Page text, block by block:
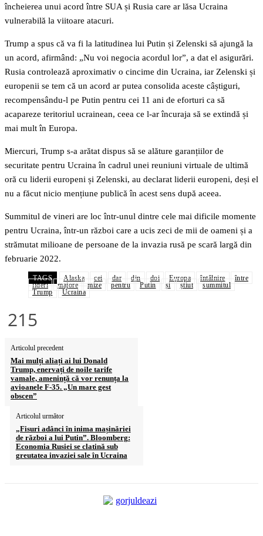
încheierea unui acord între SUA și Rusia care ar lăsa Ucraina
vulnerabilă la viitoare atacuri.
Trump a spus că va fi la latitudinea lui Putin și Zelenski să ajungă la
un acord, afirmând: „Nu voi negocia acordul lor”, a dat el asigurări.
Rusia controlează aproximativ o cincime din Ucraina, iar Zelenski și
europenii se tem că un acord ar putea consolida aceste câștiguri,
recompensându-l pe Putin pentru cei 11 ani de eforturi ca să
acapareze teritoriul ucrainean, ceea ce l-ar încuraja să se extindă și
mai mult în Europa.
Miercuri, Trump s-a arătat dispus să se alăture garanțiilor de
securitate pentru Ucraina în cadrul unei reuniuni virtuale de ultimă
oră cu liderii europeni și Zelenski, au declarat liderii europeni, deși el
nu a făcut nicio mențiune publică în acest sens după aceea.
Summitul de vineri are loc într-unul dintre cele mai dificile momente
pentru Ucraina, într-un război care a ucis zeci de mii de oameni și a
strămutat milioane de persoane de la invazia rusă pe scară largă din
februarie 2022.
TAGS Alaska cei dar din doi Europa întâlnire
între
lideri
majore mize pentru Putin și știut
summitul
Trump
Ucraina
215
Articolul precedent
Mai mulți aliați ai lui Donald
Trump, enervați de noile tarife
vamale, amenință că vor renunța la
avioanele F-35. „Un mare gest
obscen”
Articolul următor
„Fisuri adânci în inima mașinăriei
de război a lui Putin”. Bloomberg:
Economia Rusiei se clatină sub
greutatea invaziei sale în Ucraina